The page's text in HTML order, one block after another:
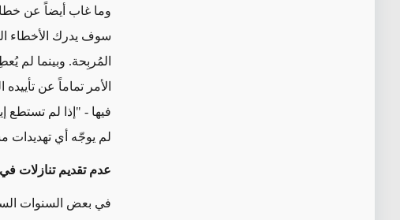
وما غاب أيضاً عن
سوف يدرك الأخطاء
المُربِحة. وبينما لم
فيها - "إذا لم
لم يوجّه أي تهديدات
عدم تقديم تنازلات في